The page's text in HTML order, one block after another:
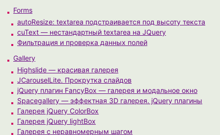
Forms
autoResize: textarea подстраивается под высоту текста
cuText — нестандартный textarea на JQuery
Фильтрация и проверка данных полей
Gallery
Highslide — красивая галерея
JCarouselLite. Прокрутка слайдов
jQuery плагин FancyBox — галерея и модальное окно
Spacegallery — эффектная 3D галерея. jQuery плагины
Галерея jQuery ColorBox
Галерея jQuery lightBox
Галерея с неравномерным шагом